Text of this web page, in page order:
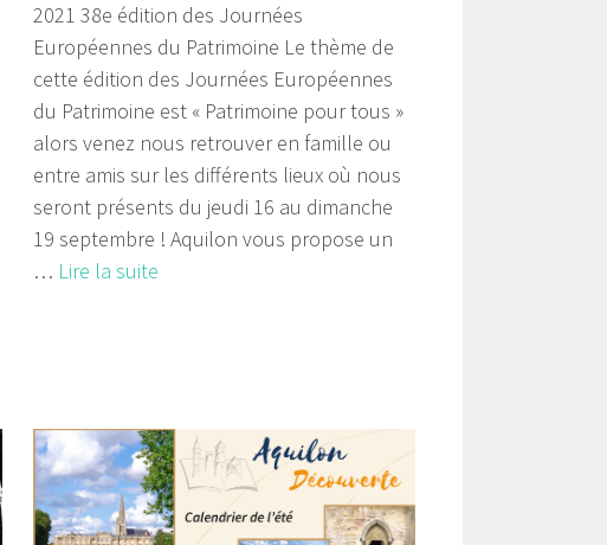
2021 38e édition des Journées
Européennes du Patrimoine Le thème de
cette édition des Journées Européennes
du Patrimoine est « Patrimoine pour tous »
alors venez nous retrouver en famille ou
entre amis sur les différents lieux où nous
seront présents du jeudi 16 au dimanche
19 septembre ! Aquilon vous propose un
… Lire la suite